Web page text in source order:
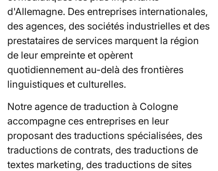
d'Allemagne. Des entreprises internationales,
des agences, des sociétés industrielles et des
prestataires de services marquent la région
de leur empreinte et opèrent
quotidiennement au-delà des frontières
linguistiques et culturelles.
Notre agence de traduction à Cologne
accompagne ces entreprises en leur
proposant des traductions spécialisées, des
traductions de contrats, des traductions de
textes marketing, des traductions de sites